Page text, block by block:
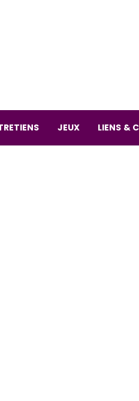
JEUX LIENS &